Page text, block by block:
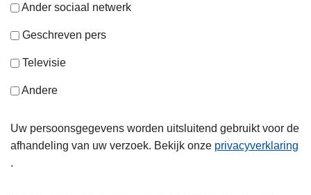
Ander sociaal netwerk
Geschreven pers
Televisie
Andere
Uw persoonsgegevens worden uitsluitend gebruikt voor de
afhandeling van uw verzoek. Bekijk onze privacyverklaring
.